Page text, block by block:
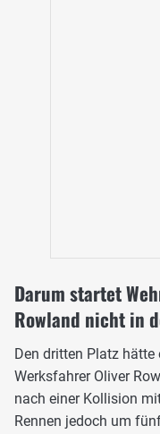
Darum startet
Rowland nicht in
Den dritten Platz
Werksfahrer Oliver
nach einer Kollision
Rennen jedoch um